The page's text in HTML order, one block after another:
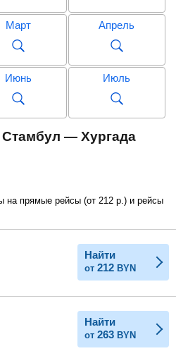
Март Апрель
Июнь Июль
Сентябрь — Хургада
на прямые рейсы (от 212 р. ) и рейсы
Найти
от 212 BYN
Найти
от 263 BYN